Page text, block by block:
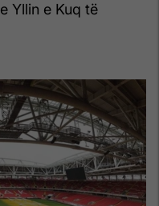
Yllin e Kuq të